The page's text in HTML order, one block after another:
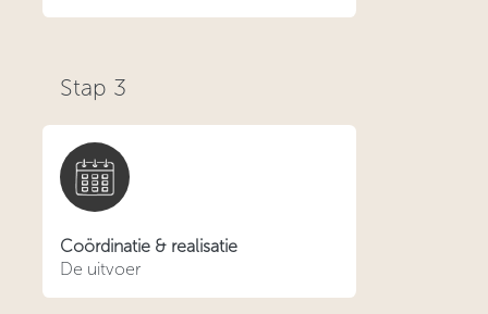
Stap 3
Coördinatie & realisatie
De uitvoer